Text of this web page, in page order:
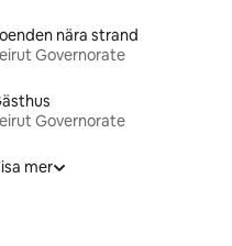
nära strand
Governorate
Governorate
mer